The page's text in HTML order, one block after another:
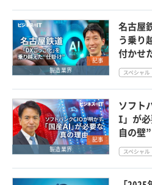
記事
製造業界
名古屋
う乗り
付かせ
記事
製造業界
ソフト
I」が
自の壁